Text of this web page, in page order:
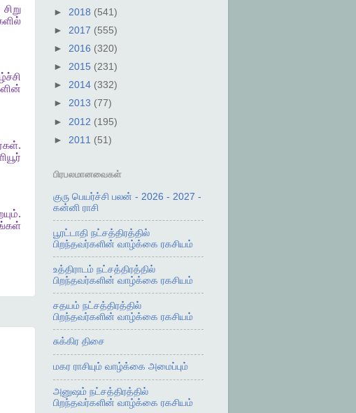
சிறு
.
.
► 2018 (541)
► 2017 (555)
► 2016 (320)
► 2015 (231)
► 2014 (332)
► 2013 (77)
► 2012 (195)
► 2011 (51)
பிரபலமானவைகள்
குரு பெயர்ச்சி பலன் - 2026 - 2027 -
கன்னி ராசி
பூரட்டாதி நட்சத்திரத்தில்
பிறந்தவர்களின் வாழ்க்கை ரகசியம்
உத்திராடம் நட்சத்திரத்தில்
பிறந்தவர்களின் வாழ்க்கை ரகசியம்
சதயம் நட்சத்திரத்தில்
பிறந்தவர்களின் வாழ்க்கை ரகசியம்
சுக்கிர திசை
மகர ராசியும் வாழ்க்கை அமைப்பும்
அனுஷம் நட்சத்திரத்தில்
பிறந்தவர்களின் வாழ்க்கை ரகசியம்